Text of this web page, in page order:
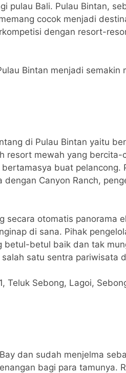
pulau Bali. Pulau Bintan,
cocok menjadi
dengan resort-
Bintan menjadi semakin
di Pulau Bintan yaitu
resort mewah yang bercita-
buat pelancong.
Canyon Ranch,
secara otomatis panorama
di sana. Pihak
betul-betul baik dan tak
satu sentra pariwisata
Teluk Sebong, Lagoi,
dan sudah menjelma
bagi para tamunya.